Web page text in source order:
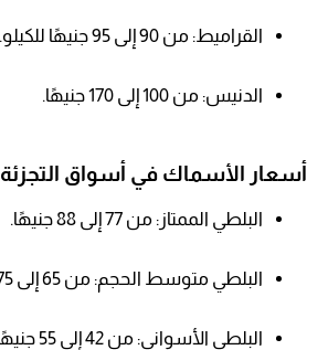
القراميط: من 90 إلى 95 جنيهًا للكيلو.
الدنيس: من 100 إلى 170 جنيهًا.
أسعار الأسماك في أسواق التجزئة
البلطي الممتاز: من 77 إلى 88 جنيهًا.
البلطي متوسط الحجم: من 65 إلى 75 جنيهًا.
البلطي الأسواني: من 42 إلى 55 جنيهًا.